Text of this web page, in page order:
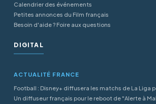
Calendrier des événements
Petites annonces du Film français
Besoin d'aide ? Foire aux questions
DIGITAL
ACTUALITÉ FRANCE
Football : Disney+ diffusera les matchs de La Liga
Un diffuseur français pour le reboot de "Alerte à